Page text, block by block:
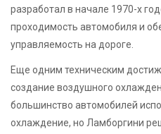
разработал в начале 1970-х
проходимость автомобиля и
управляемость на дороге.
Еще одним техническим
создание воздушного
большинство автомобилей
охлаждение, но Ламборгини